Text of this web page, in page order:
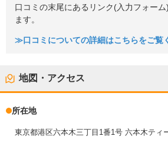
口コミの末尾にあるリンク(入力フォー
ます。
≫口コミについての詳細はこちらをご覧
地図・アクセス
所在地
東京都港区六本木三丁目1番1号 六本木ティ